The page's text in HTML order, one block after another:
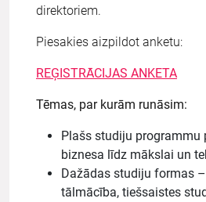
direktoriem.
Piesakies aizpildot anketu:
REĢISTRĀCIJAS ANKETA
Tēmas, par kurām runāsim:
Plašs studiju programmu
biznesa līdz mākslai un
Dažādas studiju formas
tālmācība, tiešsaistes